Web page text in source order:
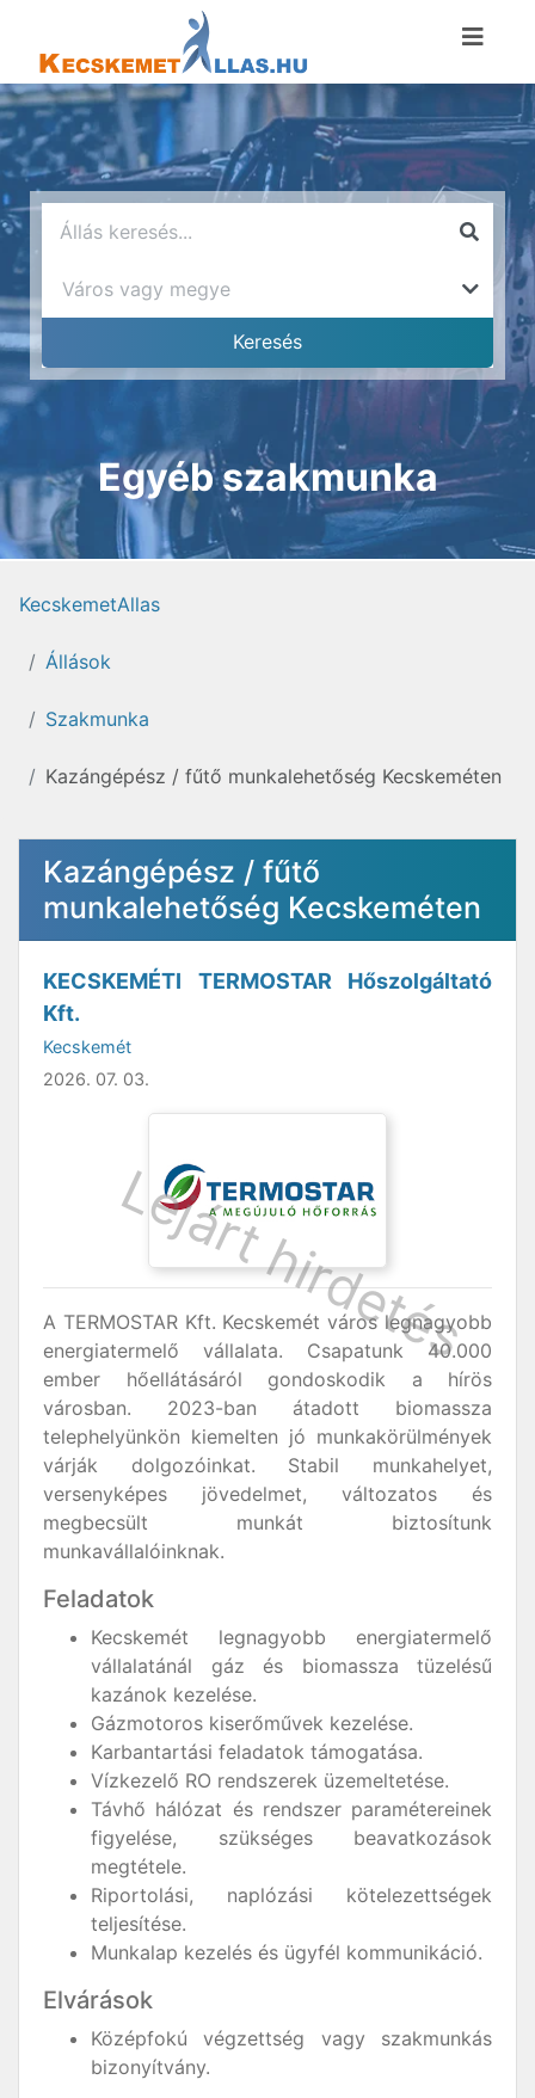
Egyéb szakmunka
KecskemetAllas
Állások
Szakmunka
Kazángépész / fűtő munkalehetőség Kecskeméten
Kazángépész / fűtő
munkalehetőség Kecskeméten
KECSKEMÉTI TERMOSTAR Hőszolgáltató
Kft.
Kecskemét
2026. 07. 03.
A TERMOSTAR Kft. Kecskemét város legnagyobb
energiatermelő vállalata. Csapatunk 40.000
ember hőellátásáról gondoskodik a hírös
városban. 2023-ban átadott biomassza
telephelyünkön kiemelten jó munkakörülmények
várják dolgozóinkat. Stabil munkahelyet,
versenyképes jövedelmet, változatos és
megbecsült munkát biztosítunk
munkavállalóinknak.
Feladatok
Kecskemét legnagyobb energiatermelő
vállalatánál gáz és biomassza tüzelésű
kazánok kezelése.
Gázmotoros kiserőművek kezelése.
Karbantartási feladatok támogatása.
Vízkezelő RO rendszerek üzemeltetése.
Távhő hálózat és rendszer paramétereinek
figyelése, szükséges beavatkozások
megtétele.
Riportolási, naplózási kötelezettségek
teljesítése.
Munkalap kezelés és ügyfél kommunikáció.
Elvárások
Középfokú végzettség vagy szakmunkás
bizonyítvány.